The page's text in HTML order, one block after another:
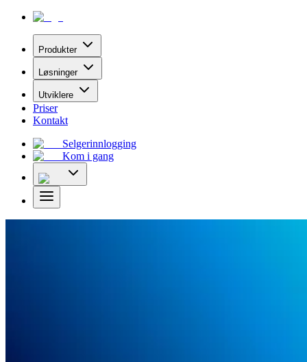
Produkter
Løsninger
Utviklere
Priser
Kontakt
Selgerinnlogging
Kom i gang